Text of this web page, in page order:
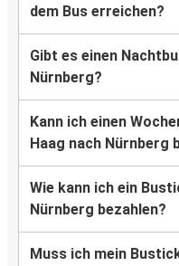
dem Bus erreichen?
Gibt es einen
Nürnberg?
Kann ich einen
Haag nach Nürnberg
Wie kann ich ein
Nürnberg bezahlen?
Muss ich mein